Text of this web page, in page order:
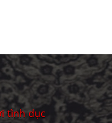
tình dục